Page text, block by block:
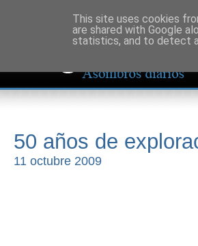
50 años de
11 octubre 2009
This site uses cookies
are shared with Google
statistics, and to detect